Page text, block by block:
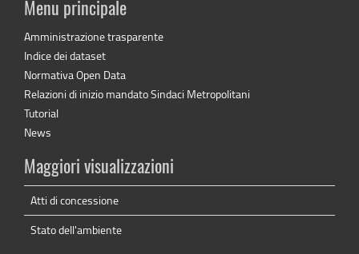
Menu principale
Amministrazione trasparente
Indice dei dataset
Normativa Open Data
Relazioni di inizio mandato Sindaci Metropolitani
Tutorial
News
Maggiori visualizzazioni
Atti di concessione
Stato dell'ambiente